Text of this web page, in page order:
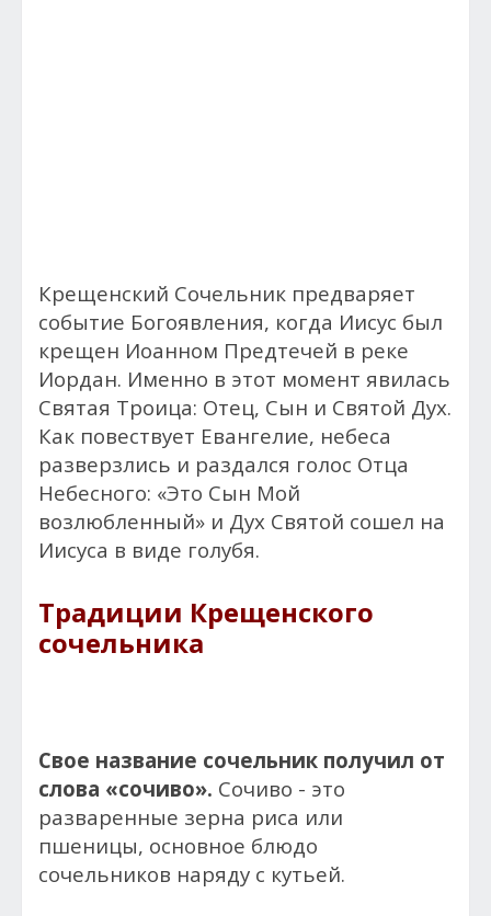
Крещенский Сочельник предваряет
событие Богоявления, когда Иисус был
крещен Иоанном Предтечей в реке
Иордан. Именно в этот момент явилась
Святая Троица: Отец, Сын и Святой Дух.
Как повествует Евангелие, небеса
разверзлись и раздался голос Отца
Небесного: «Это Сын Мой
возлюбленный» и Дух Святой сошел на
Иисуса в виде голубя.
Традиции Крещенского
сочельника
Свое название сочельник получил от
слова «сочиво». Сочиво - это
разваренные зерна риса или
пшеницы, основное блюдо
сочельников наряду с кутьей.